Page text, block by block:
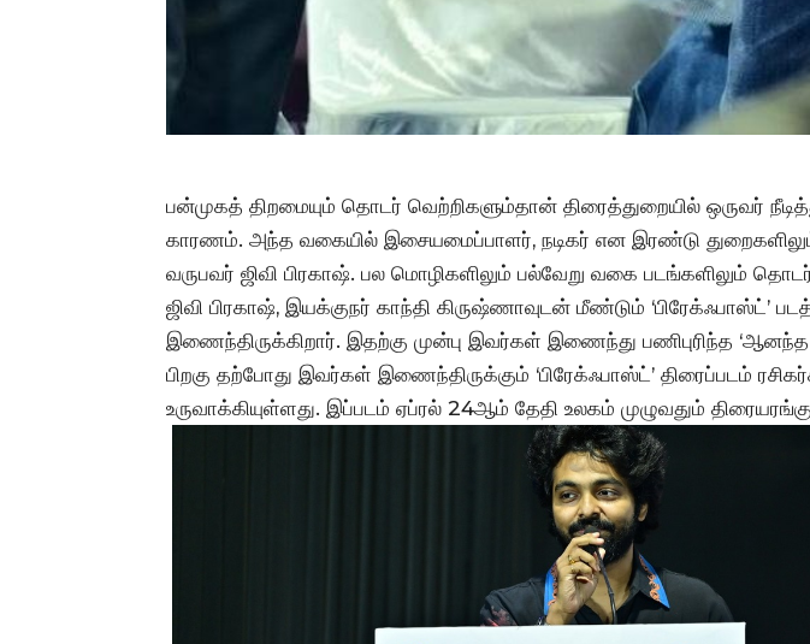
பன்முகத் திறமையும் தொடர் வெற்றிகளும்தான் திரைத்துறையில் ஒருவர்
காரணம். அந்த வகையில் இசையமைப்பாளர், நடிகர் என இரண்டு
வருபவர் ஜிவி பிரகாஷ். பல மொழிகளிலும் பல்வேறு வகை படங்களிலும்
ஜிவி பிரகாஷ், இயக்குநர் காந்தி கிருஷ்ணாவுடன் மீண்டும் ‘பிரேக்ஃபாஸ்ட்’
இணைந்திருக்கிறார். இதற்கு முன்பு இவர்கள் இணைந்து பணிபுரிந்த
பிறகு தற்போது இவர்கள் இணைந்திருக்கும் ‘பிரேக்ஃபாஸ்ட்’ திரைப்படம்
உருவாக்கியுள்ளது. இப்படம் ஏப்ரல் 24ஆம் தேதி உலகம் முழுவதும்